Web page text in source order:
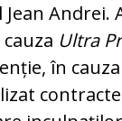
Andrei.
Ultra
în cauza